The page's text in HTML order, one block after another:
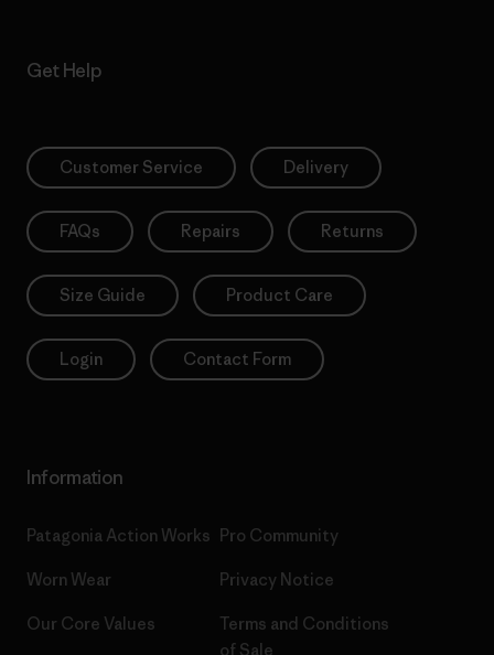
Get Help
Customer Service Delivery
FAQs Repairs Returns
Size Guide Product Care
Login Contact Form
Information
Patagonia Action Works
Worn Wear
Our Core Values
Pro Community
Privacy Notice
Terms and Conditions
of Sale